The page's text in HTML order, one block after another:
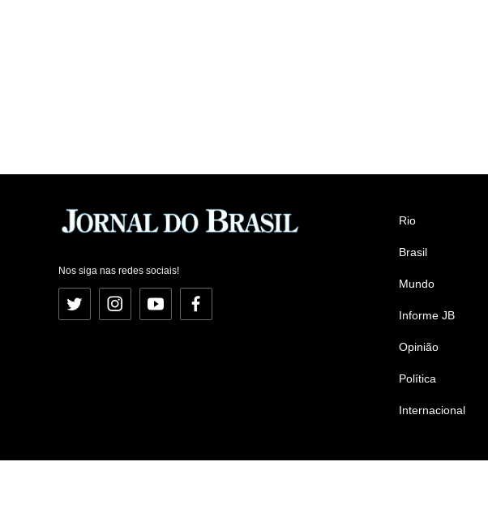
Nos siga nas redes sociais!
Twitter InstagramYouTubeFacebook
Rio
Brasil
Mundo
Informe JB
Opinião
Política
Internacional